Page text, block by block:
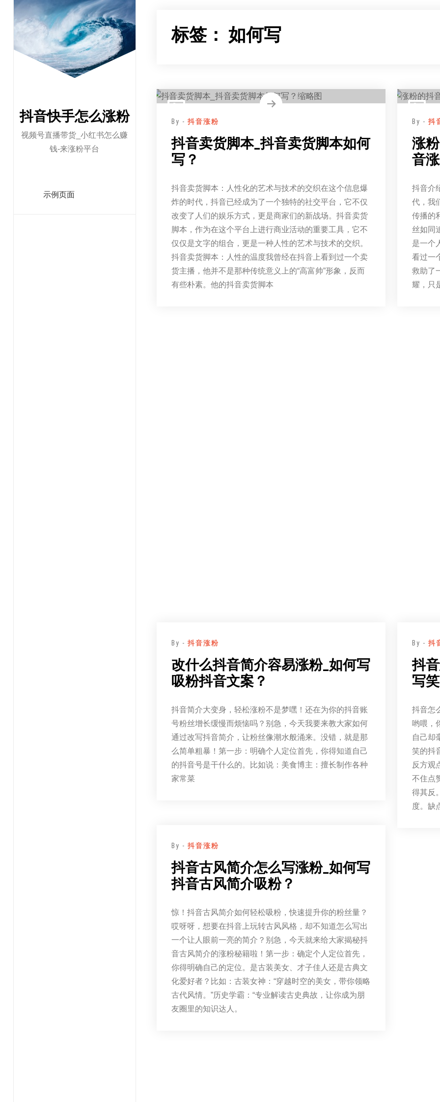
抖音快手怎么涨粉
视频号直播带货_小红书怎么赚
钱-来涨粉平台
示例页面
标签： 如何写
By -抖音涨粉
抖音卖货脚本_抖音卖货脚本如何
写？
抖音卖货脚本：人性化的艺术与技术的交织在这个信息爆
炸的时代，抖音已经成为了一个独特的社交平台，它不仅
改变了人们的娱乐方式，更是商家们的新战场。抖音卖货
脚本，作为在这个平台上进行商业活动的重要工具，它不
仅仅是文字的组合，更是一种人性的艺术与技术的交织。
抖音卖货脚本：人性的温度我曾经在抖音上看到过一个卖
货主播，他并不是那种传统意义上的“高富帅”形象，反而
有些朴素。他的抖音卖货脚本
By - 抖
涨
音
抖音介
代，我
传播的
丝如同
是一个
看过一
救助了
耀，只
By -抖音涨粉
改什么抖音简介容易涨粉_如何写
吸粉抖音文案？
抖音简介大变身，轻松涨粉不是梦嘿！还在为你的抖音账
号粉丝增长缓慢而烦恼吗？别急，今天我要来教大家如何
通过改写抖音简介，让粉丝像潮水般涌来。没错，就是那
么简单粗暴！第一步：明确个人定位首先，你得知道自己
的抖音号是干什么的。比如说：美食博主：擅长制作各种
家常菜
By - 抖
抖
写
抖音怎
哟喂，
自己却
笑的抖
反方观
不住点
得其反
度。缺
By -抖音涨粉
抖音古风简介怎么写涨粉_如何写
抖音古风简介吸粉？
惊！抖音古风简介如何轻松吸粉，快速提升你的粉丝量？
哎呀呀，想要在抖音上玩转古风风格，却不知道怎么写出
一个让人眼前一亮的简介？别急，今天就来给大家揭秘抖
音古风简介的涨粉秘籍啦！第一步：确定个人定位首先，
你得明确自己的定位。是古装美女、才子佳人还是古典文
化爱好者？比如：古装女神：“穿越时空的美女，带你领略
古代风情。”历史学霸：“专业解读古史典故，让你成为朋
友圈里的知识达人。